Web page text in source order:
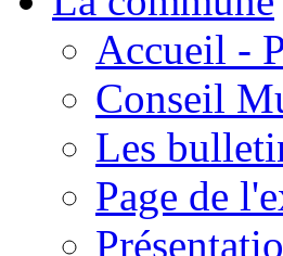
Accueil -
Conseil
Les
Page de